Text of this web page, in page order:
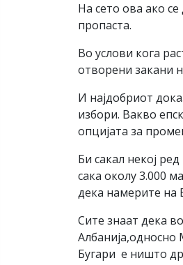
На сето ова ако
пропаста.
Во услови кога
отворени закани
И најдобриот
избори. Вакво
опцијата за
Би сакал некој
сака околу 3.000
дека намерите на
Сите знаат дека
Албанија,односно
Бугари е ништо